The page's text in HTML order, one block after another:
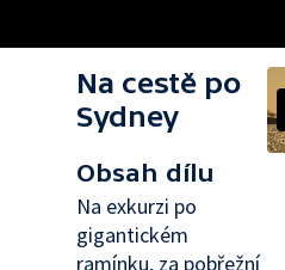
Na cestě po
Sydney
Obsah dílu
Na exkurzi po
gigantickém
ramínku, za pobřežní